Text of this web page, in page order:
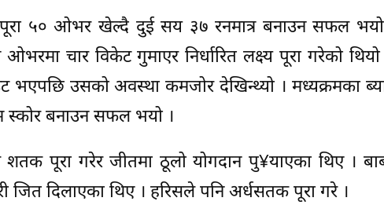
पूरा ५० ओभर खेल्दै दुई सय ३७ रनमात्र बनाउन सफल
चार विकेट गुमाएर निर्धारित लक्ष्य पूरा गरेको थियो
भएपछि उसको अवस्था कमजोर देखिन्थ्यो । मध्यक्रमका
स्कोर बनाउन सफल भयो ।
पूरा गरेर जीतमा ठूलो योगदान पु¥याएका थिए ।
जित दिलाएका थिए । हरिसले पनि अर्धसतक पूरा गरे ।